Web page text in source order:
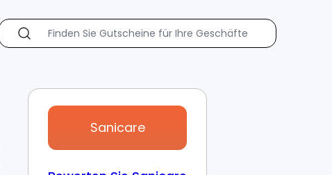
Sanicare